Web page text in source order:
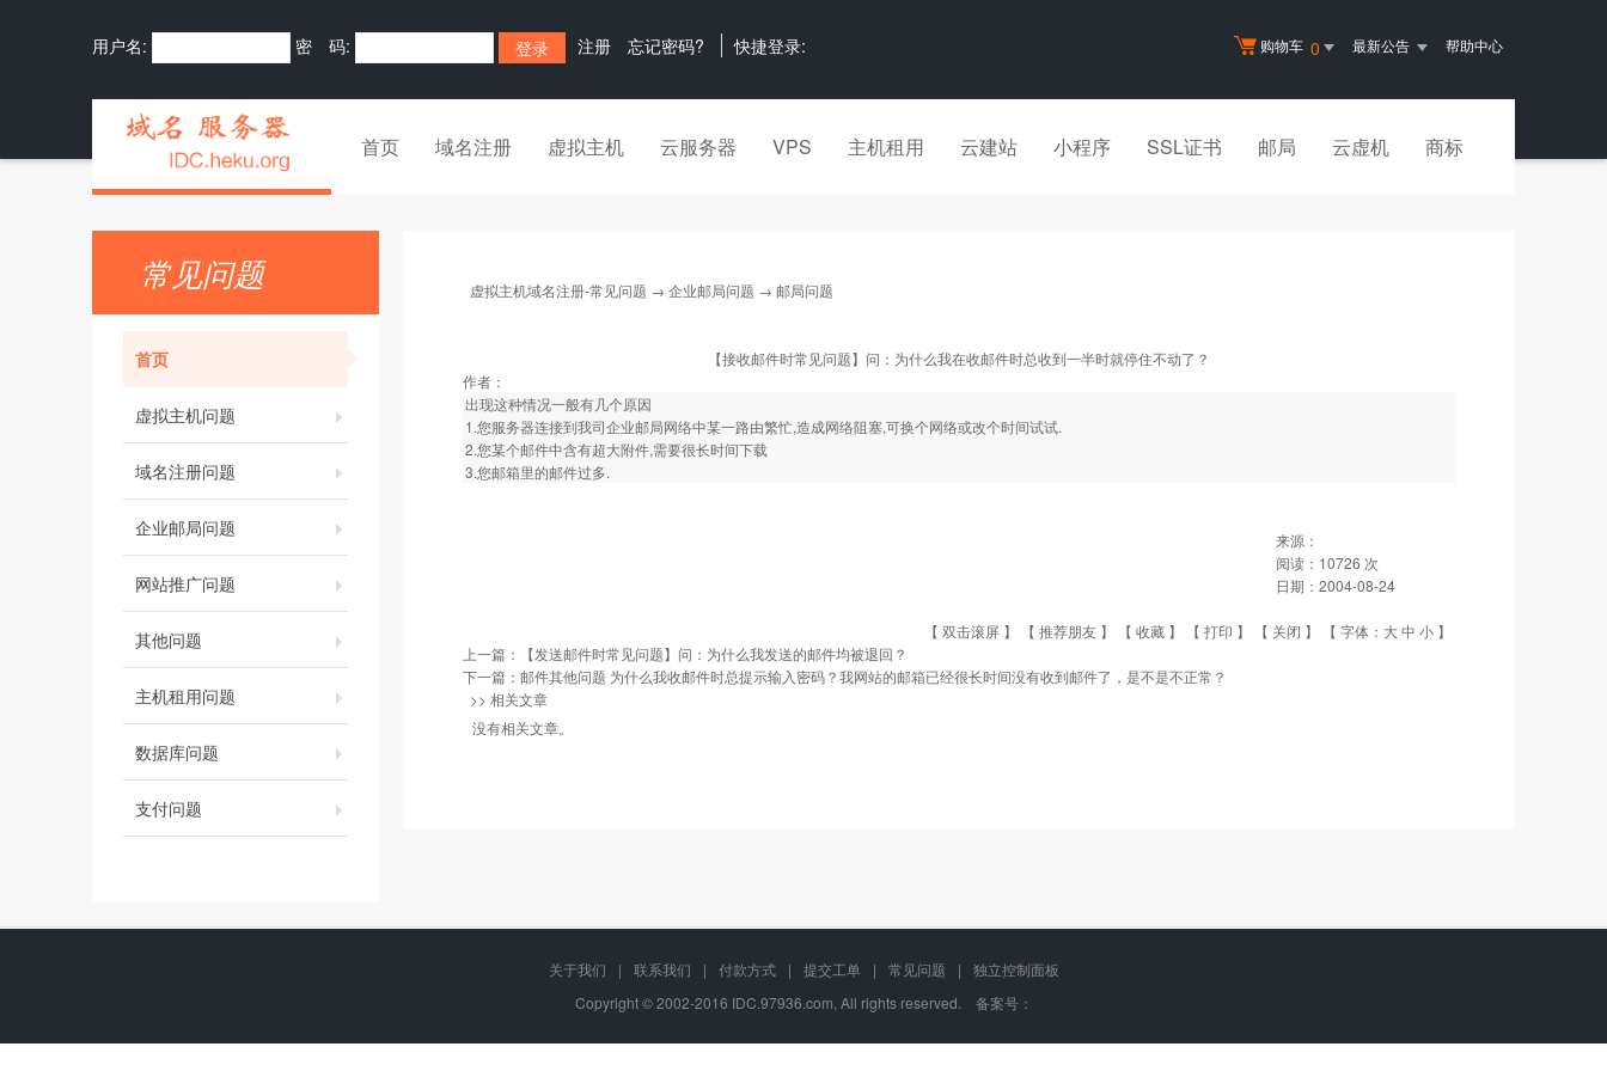
购物车 0 最新公告 帮助中心
用户名: 密 码: 注册 忘记密码? 快捷登录:
首页 域名注册 虚拟主机 云服务器 VPS 主机租用 云建站 小程序 SSL证书 邮局 云虚机 商标
常见问题
首页
虚拟主机问题
域名注册问题
企业邮局问题
网站推广问题
其他问题
主机租用问题
数据库问题
支付问题
虚拟主机域名注册-常见问题 → 企业邮局问题 → 邮局问题
【接收邮件时常见问题】问：为什么我在收邮件时总收到一半时就停住不动了？
作者：
出现这种情况一般有几个原因
1.您服务器连接到我司企业邮局网络中某一路由繁忙,造成网络阻塞,可换个网络或改个时间试试.
2.您某个邮件中含有超大附件,需要很长时间下载
3.您邮箱里的邮件过多.
来源：
阅读： 10726 次
日期： 2004-08-24
【 双击滚屏 】 【 推荐朋友 】 【 收藏 】 【 打印 】 【 关闭 】 【 字体： 大中 小 】
上一篇：
【发送邮件时常见问题】问：为什么我发送的邮件均被退回？
下一篇： 邮件其他问题 为什么我收邮件时总提示输入密码？我网站的邮箱已经很长时间没有收到邮件了，是不是不正常？
>> 相关文章
没有相关文章。
关于我们 | 联系我们 | 付款方式 | 提交工单 | 常见问题 |
独立控制面板
Copyright © 2002-2016 IDC.97936.com, All rights reserved. 备案号：